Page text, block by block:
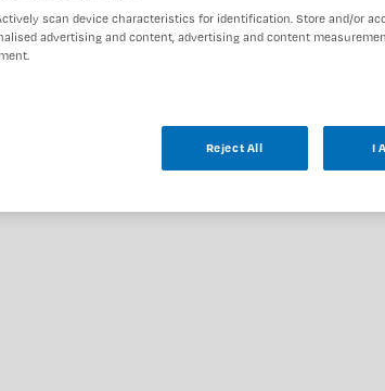
(opleidingsplaats) voor Altrecht
enkele vergelijkbare
scan device characteristics for identification. Store and/or
advertising and content, advertising and content
Reject All I